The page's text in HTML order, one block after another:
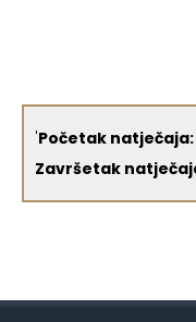
'Početak natječaja:
Završetak